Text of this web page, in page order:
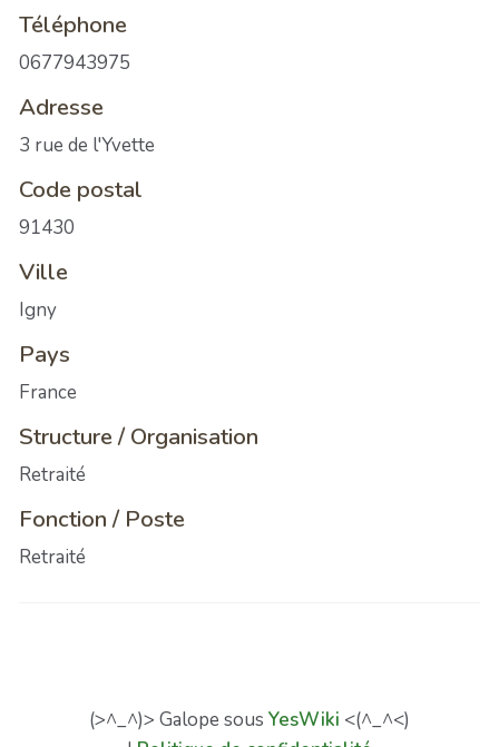
Téléphone
0677943975
Adresse
3 rue de l'Yvette
Code postal
91430
Ville
Igny
Pays
France
Structure / Organisation
Retraité
Fonction / Poste
Retraité
(>^_^)> Galope sous YesWiki <(^_^<)